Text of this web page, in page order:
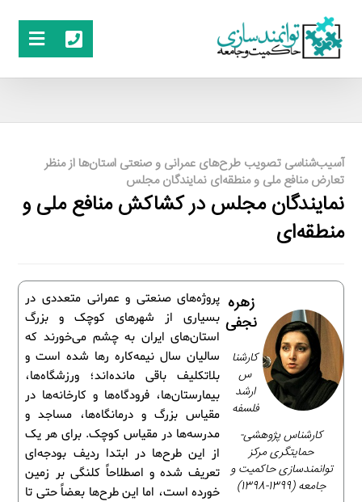
آسیب‌شناسی تصویب طرح‌های عمرانی و صنعتی استان‌ها از منظر
تعارض منافع ملی و منطقه‌ای نمایندگان مجلس
نمایندگان مجلس در کشاکش منافع ملی و
منطقه‌ای
پروژه‌های صنعتی و عمرانی متعددی در
بسیاری از شهرهای کوچک و بزرگ
استان‌های ایران به چشم می‌خورند که
سالیان سال نیمه‌کاره رها شده است و
بلاتکلیف باقی مانده‌اند؛ ورزشگاه‌ها،
بیمارستان‌ها، فرودگاه‌ها و کارخانه‌ها در
مقیاس بزرگ و درمانگاه‌ها، مساجد و
مدرسه‌ها در مقیاس کوچک. برای هر یک
از این طرح‌ها در ابتدا ردیف بودجه‌ای
تعریف شده و اصطلاحاً کلنگی بر زمین
خورده است، اما این طرح‌ها بعضاً حتی تا
زهره
نجفی
کارشنا
س
ارشد
فلسفه
کارشناس پژوهشی-
حمایتگری مرکز
توانمندسازی حاکمیت و
جامعه (1399-1398)